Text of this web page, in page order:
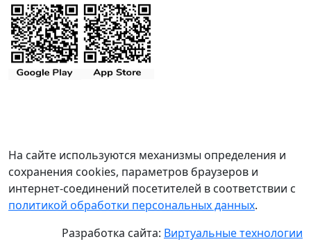
На сайте используются механизмы определения и
сохранения cookies, параметров браузеров и
интернет-соединений посетителей в соответствии с
политикой обработки персональных данных.
Разработка сайта: Виртуальные технологии